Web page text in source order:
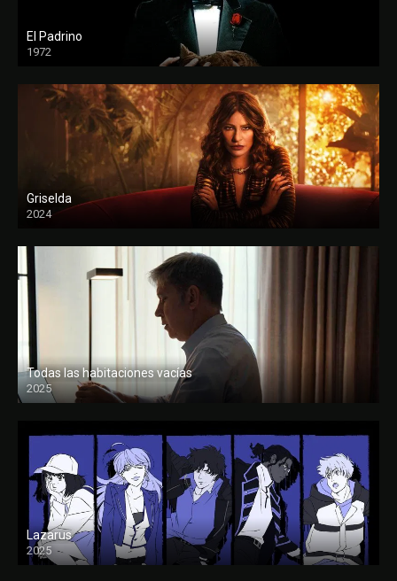
El Padrino
1972
FULL HD
Griselda
2024
Todas las habitaciones vacías
2025
FULL HD
Lazarus
2025